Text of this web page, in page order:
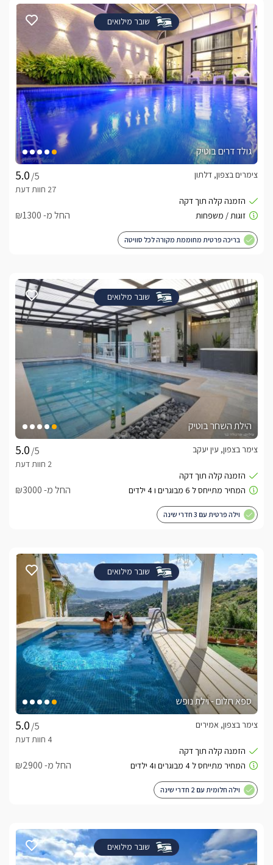
שובר מילואים
גולד דרים בוטיק
/5
צימרים בצפון, דלתון
החל מ- ₪1300
בריכה פרטית מחוממת מקורה לכל סוויטה
שובר מילואים
הילת השחר בוטיק
/5
צימר בצפון, עין יעקב
החל מ- ₪3000
וילה פרטית עם 3 חדרי שינה
שובר מילואים
ספא חלום - וילת נופש
/5
צימר בצפון, אמירים
החל מ- ₪2900
וילה חלומית עם 2 חדרי שינה
שובר מילואים